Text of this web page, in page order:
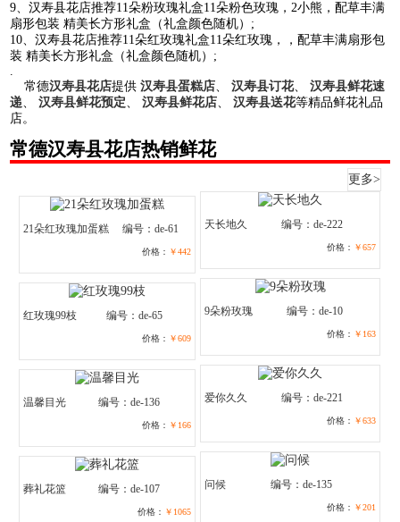
9、汉寿县花店推荐11朵粉玫瑰礼盒11朵粉色玫瑰，2小熊，配草丰满
扇形包装 精美长方形礼盒（礼盒颜色随机）;
10、汉寿县花店推荐11朵红玫瑰礼盒11朵红玫瑰，，配草丰满扇形包
装 精美长方形礼盒（礼盒颜色随机）;
.
常德汉寿县花店提供汉寿县蛋糕店、汉寿县订花、汉寿县鲜花速
递、汉寿县鲜花预定、汉寿县鲜花店、汉寿县送花等精品鲜花礼品
店。
常德汉寿县花店热销鲜花
更多>
21朵红玫瑰加蛋糕 编号：de-61
价格： ￥442
天长地久 编号：de-222
价格： ￥657
红玫瑰99枝 编号：de-65
价格： ￥609
9朵粉玫瑰 编号：de-10
价格： ￥163
温馨目光 编号：de-136
价格： ￥166
爱你久久 编号：de-221
价格： ￥633
葬礼花篮 编号：de-107
价格： ￥1065
问候 编号：de-135
价格： ￥201